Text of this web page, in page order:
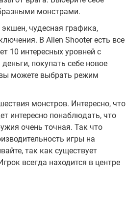
монстрами.
чудесная графика,
В Alien Shooter есть все
10 интересных уровней с
покупать себе новое
можете выбрать режим
монстров. Интересно, что
интересно понаблюдать, что
очень точная. Так что
игры на
так как существует
всегда находится в центре